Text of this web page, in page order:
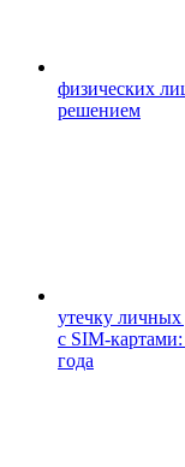
физических
решением
утечку
с SIM-картами:
года